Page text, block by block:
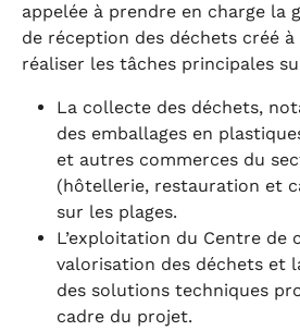
appelée à prendre en charge la
de réception des déchets créé à
réaliser les tâches principales
La collecte des déchets,
des emballages en
et autres commerces du
(hôtellerie, restauration et
sur les plages.
L’exploitation du Centre de
valorisation des déchets et
des solutions techniques
cadre du projet.